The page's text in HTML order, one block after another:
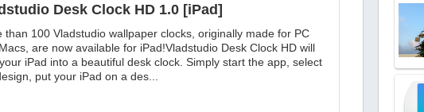
Desk Clock HD 1.0 [iPad]
than 100 Vladstudio wallpaper clocks, originally made for PC
are now available for iPad!Vladstudio Desk Clock HD will
iPad into a beautiful desk clock. Simply start the app, select
put your iPad on a des...